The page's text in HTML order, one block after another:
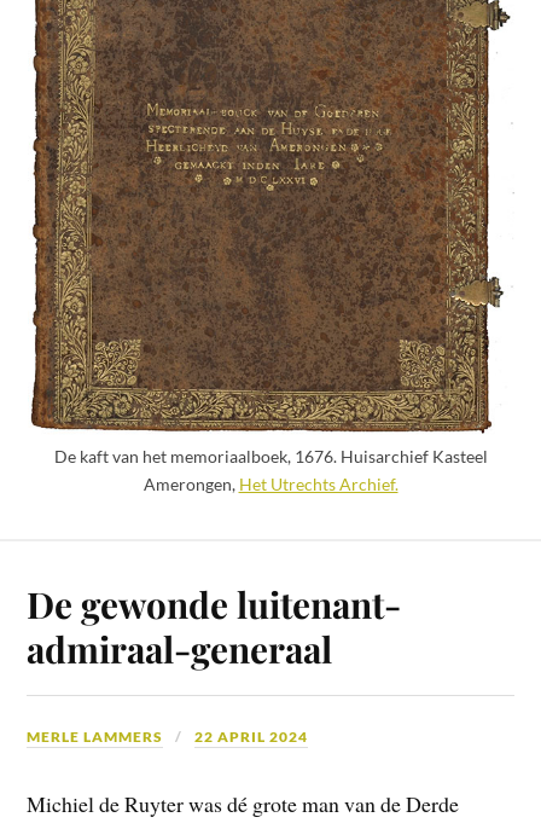
De kaft van het memoriaalboek, 1676. Huisarchief Kasteel
Amerongen, Het Utrechts Archief.
De gewonde luitenant-
admiraal-generaal
MERLE LAMMERS 22 APRIL 2024
Michiel de Ruyter was dé grote man van de Derde